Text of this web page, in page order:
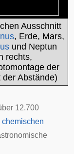
Ausschnitt
, Erde, Mars,
und Neptun
rechts,
der
Abstände)
12.700
chemischen